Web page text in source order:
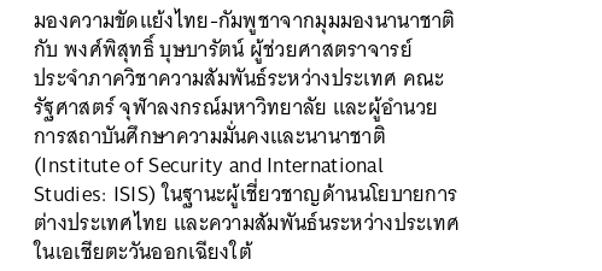
มองความขัดแย้งไทย-กัมพูชาจากมุมมองนานาชาติ
กับ พงศ์พิสุทธิ์ บุษบารัตน์ ผู้ช่วยศาสตราจารย์
ประจำภาควิชาความสัมพันธ์ระหว่างประเทศ คณะ
รัฐศาสตร์ จุฬาลงกรณ์มหาวิทยาลัย และผู้อำนวย
การสถาบันศึกษาความมั่นคงและนานาชาติ
(Institute of Security and International
Studies: ISIS) ในฐานะผู้เชี่ยวชาญด้านนโยบายการ
ต่างประเทศไทย และความสัมพันธ์นระหว่างประเทศ
ในเอเชียตะวันออกเฉียงใต้